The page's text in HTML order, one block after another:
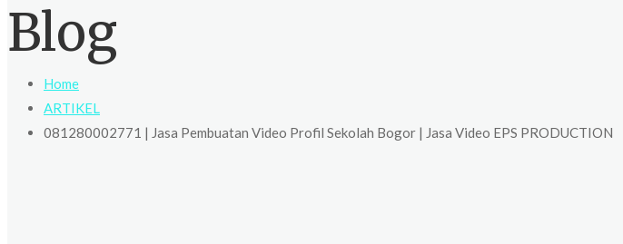
Blog
Home
ARTIKEL
081280002771 | Jasa Pembuatan Video Profil Sekolah Bogor | Jasa Video EPS PRODUCTION